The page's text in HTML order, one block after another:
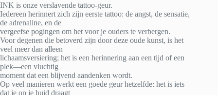
INK is onze verslavende tattoo-geur.
Iedereen herinnert zich zijn eerste tattoo: de angst, de sensatie,
de adrenaline, en de
vergeefse pogingen om het voor je ouders te verbergen.
Voor degenen die betoverd zijn door deze oude kunst, is het
veel meer dan alleen
lichaamsversiering; het is een herinnering aan een tijd of een
plek—een vluchtig
moment dat een blijvend aandenken wordt.
Op veel manieren werkt een goede geur hetzelfde: het is iets
dat je op je huid draagt